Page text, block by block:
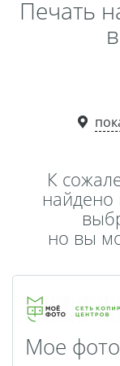
Мультипанно
Фотоколлаж
Пластификация
акриле
Печать
К
найдено
но вы
Мое